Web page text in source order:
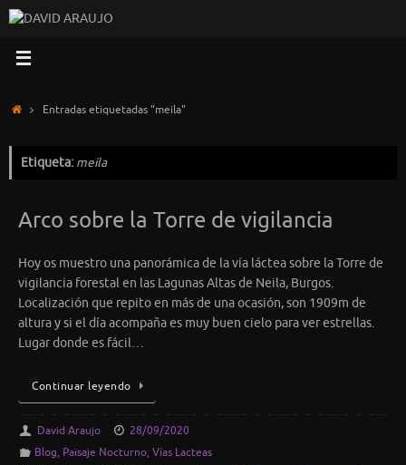
Saltar
contenido
InicioEntradas etiquetadas "meila"
Etiqueta: meila
Arco sobre la Torre de vigilancia
Hoy os muestro una panorámica de la vía láctea sobre la Torre de
vigilancia forestal en las Lagunas Altas de Neila, Burgos.
Localización que repito en más de una ocasión, son 1909m de
altura y si el día acompaña es muy buen cielo para ver estrellas.
Lugar donde es fácil…
Continuar leyendo
David Araujo
28/09/2020
Blog, Paisaje Nocturno, Vías Lacteas